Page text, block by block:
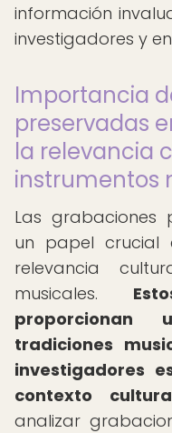
información
investigadores y
Importancia
preservadas
la relevancia
instrumentos
Las grabaciones
un papel crucial
relevancia
musicales.
tradiciones
investigadores
contexto
analizar